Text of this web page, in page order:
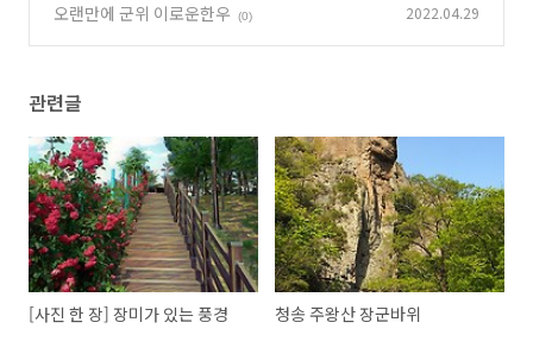
오랜만에 군위 이로운한우 (0) 2022.04.29
관련글
[사진 한 장] 장미가 있는 풍경 청송 주왕산 장군바위